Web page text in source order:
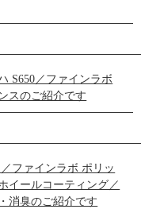
スのご紹介です
イールコーティング／
消臭のご紹介です